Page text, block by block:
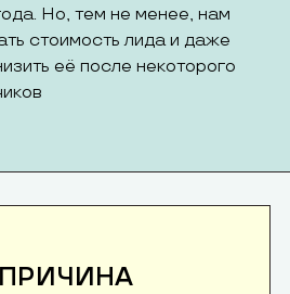
Но, тем не менее, нам
стоимость лида и даже
её после некоторого